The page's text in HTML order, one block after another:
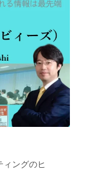
ングのヒ